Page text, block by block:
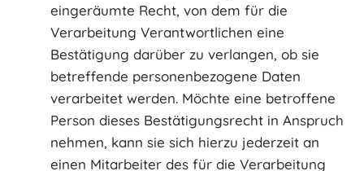
eingeräumte Recht, von dem für die
Verarbeitung Verantwortlichen eine
Bestätigung darüber zu verlangen, ob sie
betreffende personenbezogene Daten
verarbeitet werden. Möchte eine betroffene
Person dieses Bestätigungsrecht in Anspruch
nehmen, kann sie sich hierzu jederzeit an
einen Mitarbeiter des für die Verarbeitung